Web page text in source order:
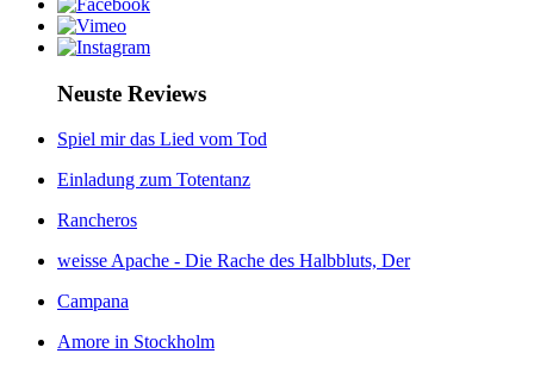
Neuste Reviews
Spiel mir das Lied vom Tod
Einladung zum Totentanz
Rancheros
weisse Apache - Die Rache des Halbbluts, Der
Campana
Amore in Stockholm